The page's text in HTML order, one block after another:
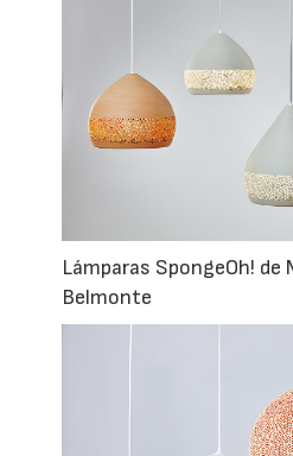
Lámparas SpongeOh! de
Belmonte